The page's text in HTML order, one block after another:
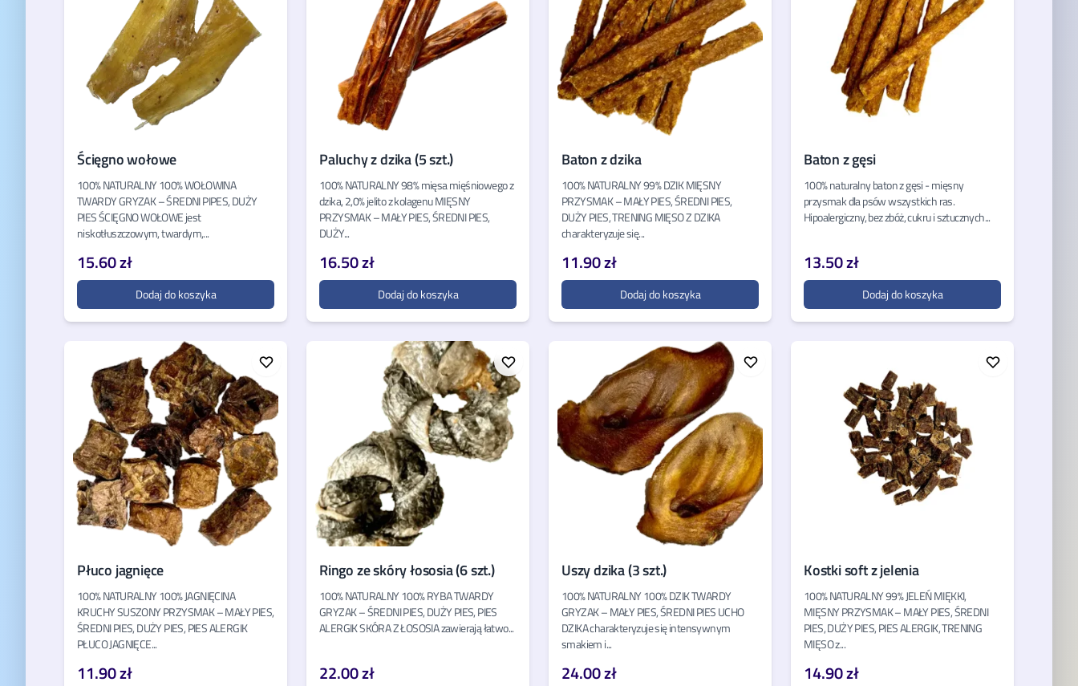
Ścięgno wołowe
100% NATURALNY 100% WOŁOWINA
TWARDY GRYZAK – ŚREDNI PIPES, DUŻY
PIES ŚCIĘGNO WOŁOWE jest
niskotłuszczowym, twardym,...
15.60 zł
Dodaj do koszyka
Paluchy z dzika (5 szt.)
100% NATURALNY 98% mięsa mięśniowego z
dzika, 2,0% jelito z kolagenu MIĘSNY
PRZYSMAK – MAŁY PIES, ŚREDNI PIES,
DUŻY...
16.50 zł
Dodaj do koszyka
Baton z dzika
100% NATURALNY 99% DZIK MIĘSNY
PRZYSMAK – MAŁY PIES, ŚREDNI PIES,
DUŻY PIES, TRENING MIĘSO Z DZIKA
charakteryzuje się...
11.90 zł
Dodaj do koszyka
Baton z gęsi
100% naturalny baton z gęsi - mięsny
przysmak dla psów wszystkich ras.
Hipoalergiczny, bez zbóż, cukru i sztucznych...
13.50 zł
Dodaj do koszyka
Płuco jagnięce
100% NATURALNY 100% JAGNIĘCINA
KRUCHY SUSZONY PRZYSMAK – MAŁY PIES,
ŚREDNI PIES, DUŻY PIES, PIES ALERGIK
PŁUCO JAGNIĘCE...
11.90 zł
Ringo ze skóry łososia (6 szt.)
100% NATURALNY 100% RYBA TWARDY
GRYZAK – ŚREDNI PIES, DUŻY PIES, PIES
ALERGIK SKÓRA Z ŁOSOSIA zawierają łatwo...
22.00 zł
Uszy dzika (3 szt.)
100% NATURALNY 100% DZIK TWARDY
GRYZAK – MAŁY PIES, ŚREDNI PIES UCHO
DZIKA charakteryzuje się intensywnym
smakiem i...
24.00 zł
Kostki soft z jelenia
100% NATURALNY 99% JELEŃ MIĘKKI,
MIĘSNY PRZYSMAK – MAŁY PIES, ŚREDNI
PIES, DUŻY PIES, PIES ALERGIK, TRENING
MIĘSO z...
14.90 zł